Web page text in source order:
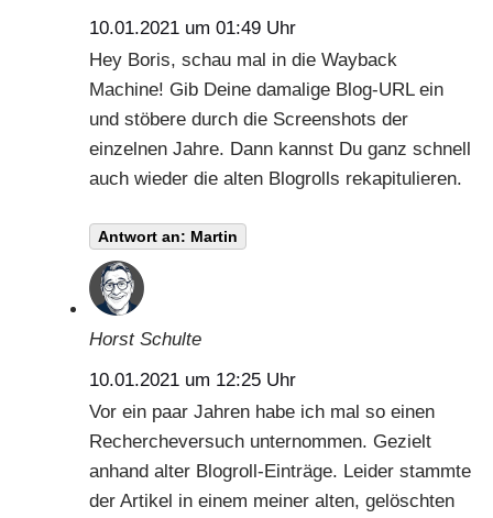
10.01.2021 um 01:49 Uhr
Hey Boris, schau mal in die Wayback
Machine! Gib Deine damalige Blog-URL ein
und stöbere durch die Screenshots der
einzelnen Jahre. Dann kannst Du ganz schnell
auch wieder die alten Blogrolls rekapitulieren.
Antwort an: Martin
Horst Schulte
10.01.2021 um 12:25 Uhr
Vor ein paar Jahren habe ich mal so einen
Rechercheversuch unternommen. Gezielt
anhand alter Blogroll-Einträge. Leider stammte
der Artikel in einem meiner alten, gelöschten